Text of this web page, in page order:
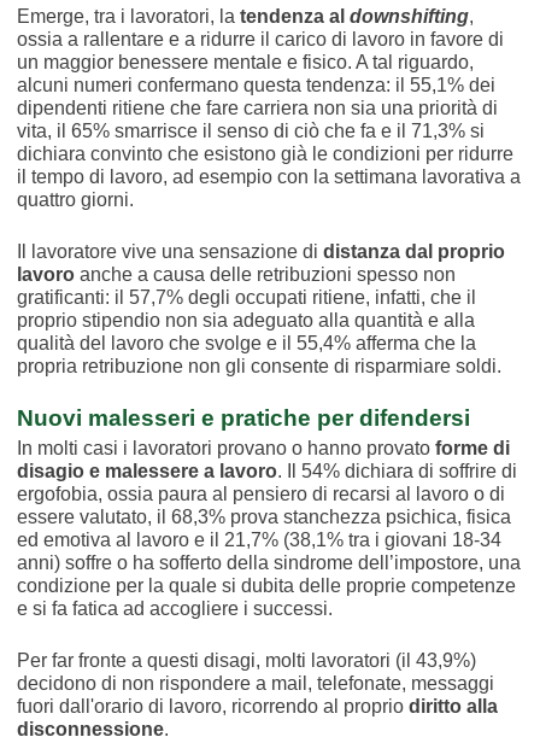
Emerge, tra i lavoratori, la tendenza al downshifting,
ossia a rallentare e a ridurre il carico di lavoro in favore di
un maggior benessere mentale e fisico. A tal riguardo,
alcuni numeri confermano questa tendenza: il 55,1% dei
dipendenti ritiene che fare carriera non sia una priorità di
vita, il 65% smarrisce il senso di ciò che fa e il 71,3% si
dichiara convinto che esistono già le condizioni per ridurre
il tempo di lavoro, ad esempio con la settimana lavorativa a
quattro giorni.
Il lavoratore vive una sensazione di distanza dal proprio
lavoroanche a causa delle retribuzioni spesso non
gratificanti: il 57,7% degli occupati ritiene, infatti, che il
proprio stipendio non sia adeguato alla quantità e alla
qualità del lavoro che svolge e il 55,4% afferma che la
propria retribuzione non gli consente di risparmiare soldi.
Nuovi malesseri e pratiche per difendersi
In molti casi i lavoratori provano o hanno provato forme di
disagio e malessere a lavoro. Il 54% dichiara di soffrire di
ergofobia, ossia paura al pensiero di recarsi al lavoro o di
essere valutato, il 68,3% prova stanchezza psichica, fisica
ed emotiva al lavoro e il 21,7% (38,1% tra i giovani 18-34
anni) soffre o ha sofferto della sindrome dell’impostore, una
condizione per la quale si dubita delle proprie competenze
e si fa fatica ad accogliere i successi.
Per far fronte a questi disagi, molti lavoratori (il 43,9%)
decidono di non rispondere a mail, telefonate, messaggi
fuori dall'orario di lavoro, ricorrendo al proprio diritto alla
disconnessione.